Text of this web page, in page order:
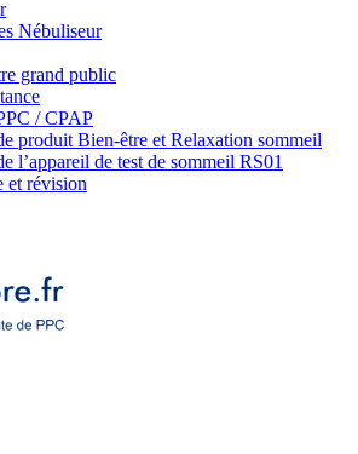
Nébuliseur
grand public
/ CPAP
produit Bien-être et Relaxation sommeil
l’appareil de test de sommeil RS01
et révision